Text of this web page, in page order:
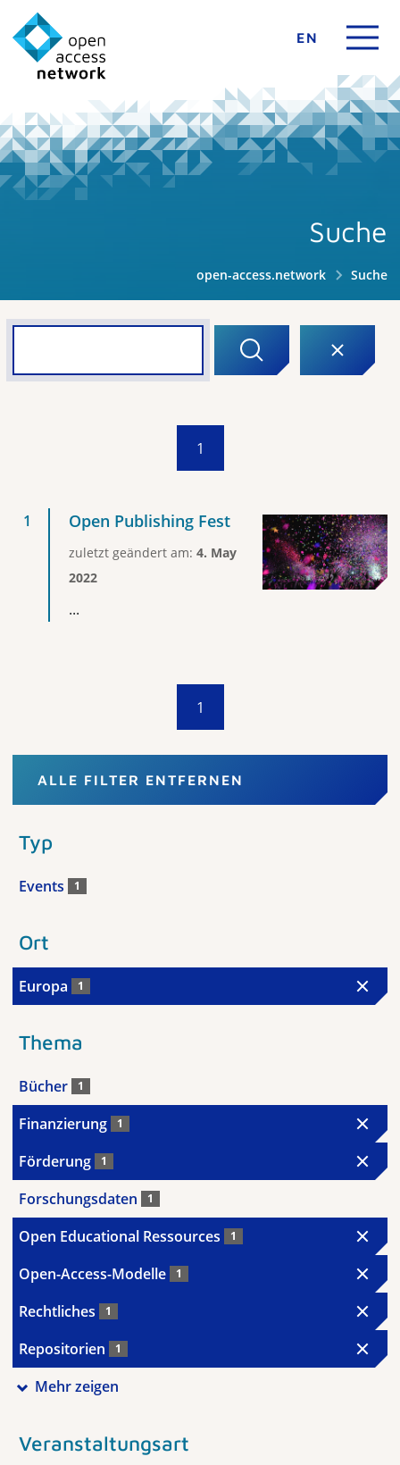
EN
Suche
open-access.network Suche
1
Open Publishing Fest
zuletzt geändert am: 4. May
2022
...
1
ALLE FILTER ENTFERNEN
Typ
Events 1
Ort
Europa 1
Thema
Bücher 1
Finanzierung 1
Förderung 1
Forschungsdaten 1
Open Educational Ressources 1
Open-Access-Modelle 1
Rechtliches 1
Repositorien 1
Mehr zeigen
Veranstaltungsart